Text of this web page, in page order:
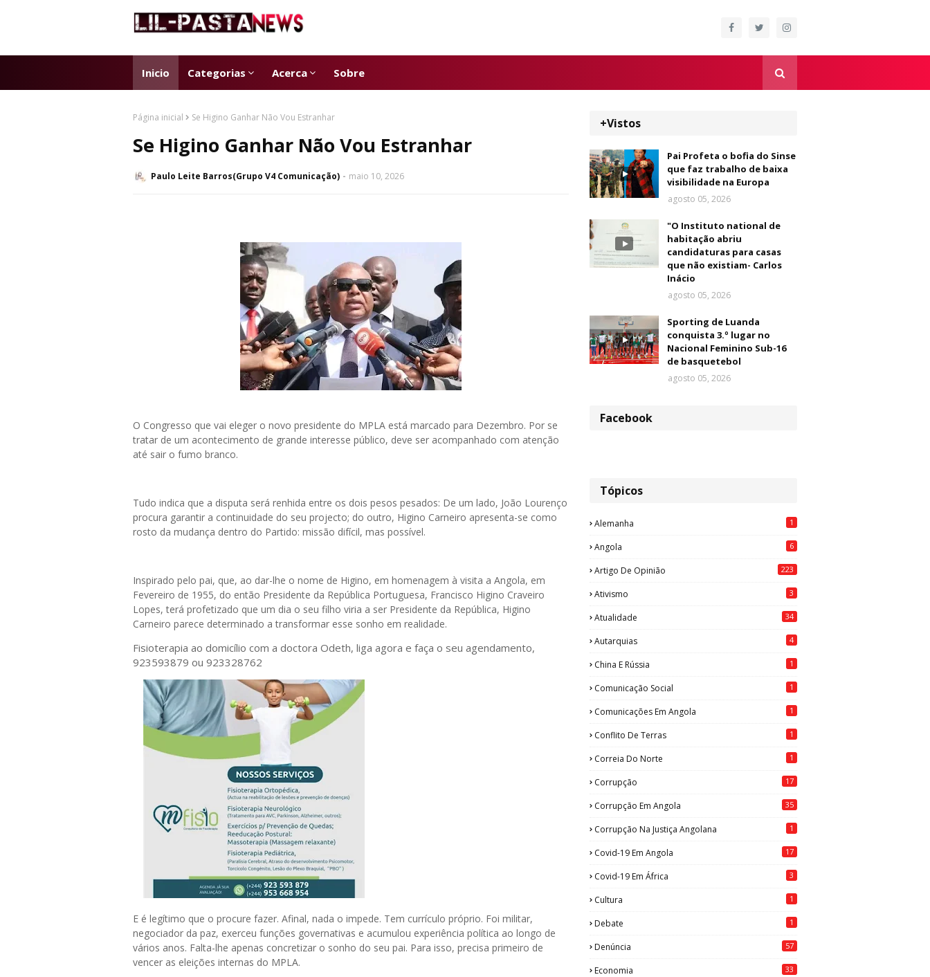
Inicio Categorias Acerca Sobre
Página inicial Se Higino Ganhar Não Vou Estranhar
Se Higino Ganhar Não Vou Estranhar
Paulo Leite Barros(Grupo V4 Comunicação) maio 10, 2026
O Congresso que vai eleger o novo presidente do MPLA está marcado para Dezembro. Por se
tratar de um acontecimento de grande interesse público, deve ser acompanhado com atenção
até sair o fumo branco.
Tudo indica que a disputa será renhida entre os dois pesos pesados: De um lado, João Lourenço
procura garantir a continuidade do seu projecto; do outro, Higino Carneiro apresenta-se como
rosto da mudança dentro do Partido: missão difícil, mas possível.
Inspirado pelo pai, que, ao dar-lhe o nome de Higino, em homenagem à visita a Angola, em
Fevereiro de 1955, do então Presidente da República Portuguesa, Francisco Higino Craveiro
Lopes, terá profetizado que um dia o seu filho viria a ser Presidente da República, Higino
Carneiro parece determinado a transformar esse sonho em realidade.
Fisioterapia ao domicílio com a doctora Odeth, liga agora e faça o seu agendamento,
923593879 ou 923328762
E é legítimo que o procure fazer. Afinal, nada o impede. Tem currículo próprio. Foi militar,
negociador da paz, exerceu funções governativas e acumulou experiência política ao longo de
vários anos. Falta-lhe apenas concretizar o sonho do seu pai. Para isso, precisa primeiro de
vencer as eleições internas do MPLA.
+Vistos
Pai Profeta o bofia do Sinse
que faz trabalho de baixa
visibilidade na Europa
agosto 05, 2026
"O Instituto national de
habitação abriu
candidaturas para casas
que não existiam- Carlos
Inácio
agosto 05, 2026
Sporting de Luanda
conquista 3.º lugar no
Nacional Feminino Sub-16
de basquetebol
agosto 05, 2026
Facebook
Tópicos
Alemanha 1
Angola 6
Artigo De Opinião 223
Ativismo 3
Atualidade 34
Autarquias 4
China E Rússia 1
Comunicação Social 1
Comunicações Em Angola 1
Conflito De Terras 1
Correia Do Norte 1
Corrupção 17
Corrupção Em Angola 35
Corrupção Na Justiça Angolana 1
Covid-19 Em Angola 17
Covid-19 Em África 3
Cultura 1
Debate 1
Denúncia 57
Economia 33